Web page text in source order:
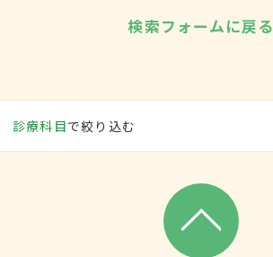
検索フォームに戻る
診療科目で絞り込む